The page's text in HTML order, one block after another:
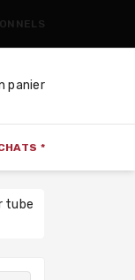
panier
*
tube